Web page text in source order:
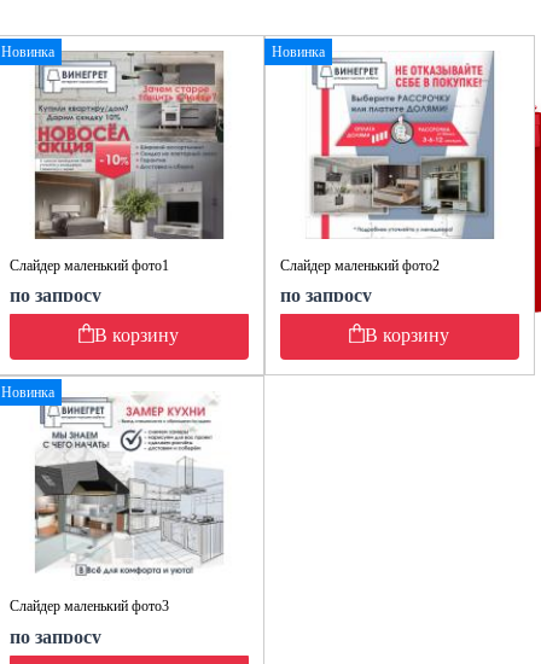
Новинка
Слайдер маленький фото1
по запросу
В корзину
Новинка
Слайдер маленький фото2
по запросу
В корзину
Новинка
Слайдер маленький фото3
по запросу